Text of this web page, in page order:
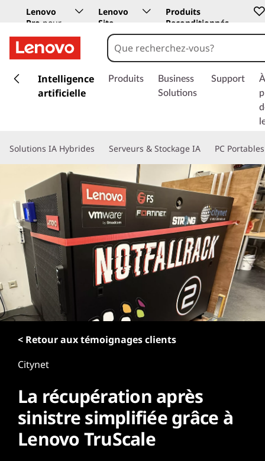
Lenovo
Pro pour
les
entreprises
Lenovo
Site
Education
Produits
Reconditionnés
a
a
u
i
c
Intelligence
artificielle
Produits
Business
Solutions
Support
À
Solutions IA Hybrides Serveurs & Stockage IA PC
< Retour aux témoignages clients
Citynet
La récupération après
sinistre simplifiée grâce à
Lenovo TruScale